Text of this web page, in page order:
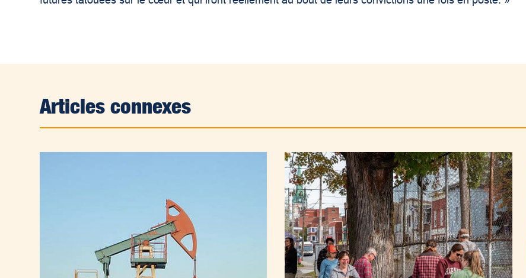
Articles connexes